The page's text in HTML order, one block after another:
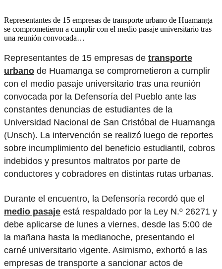
Representantes de 15 empresas de transporte urbano de Huamanga
se comprometieron a cumplir con el medio pasaje universitario tras
una reunión convocada…
Representantes de 15 empresas de transporte
urbano de Huamanga se comprometieron a cumplir
con el medio pasaje universitario tras una reunión
convocada por la Defensoría del Pueblo ante las
constantes denuncias de estudiantes de la
Universidad Nacional de San Cristóbal de Huamanga
(Unsch). La intervención se realizó luego de reportes
sobre incumplimiento del beneficio estudiantil, cobros
indebidos y presuntos maltratos por parte de
conductores y cobradores en distintas rutas urbanas.
Durante el encuentro, la Defensoría recordó que el
medio pasaje está respaldado por la Ley N.º 26271 y
debe aplicarse de lunes a viernes, desde las 5:00 de
la mañana hasta la medianoche, presentando el
carné universitario vigente. Asimismo, exhortó a las
empresas de transporte a sancionar actos de